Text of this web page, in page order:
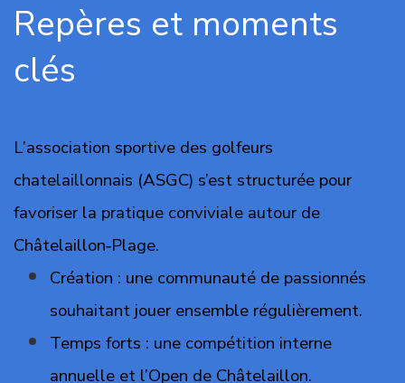
Repères et moments
clés
L’association sportive des golfeurs
chatelaillonnais (ASGC) s’est structurée pour
favoriser la pratique conviviale autour de
Châtelaillon‑Plage.
Création : une communauté de passionnés
souhaitant jouer ensemble régulièrement.
Temps forts : une compétition interne
annuelle et l’Open de Châtelaillon.